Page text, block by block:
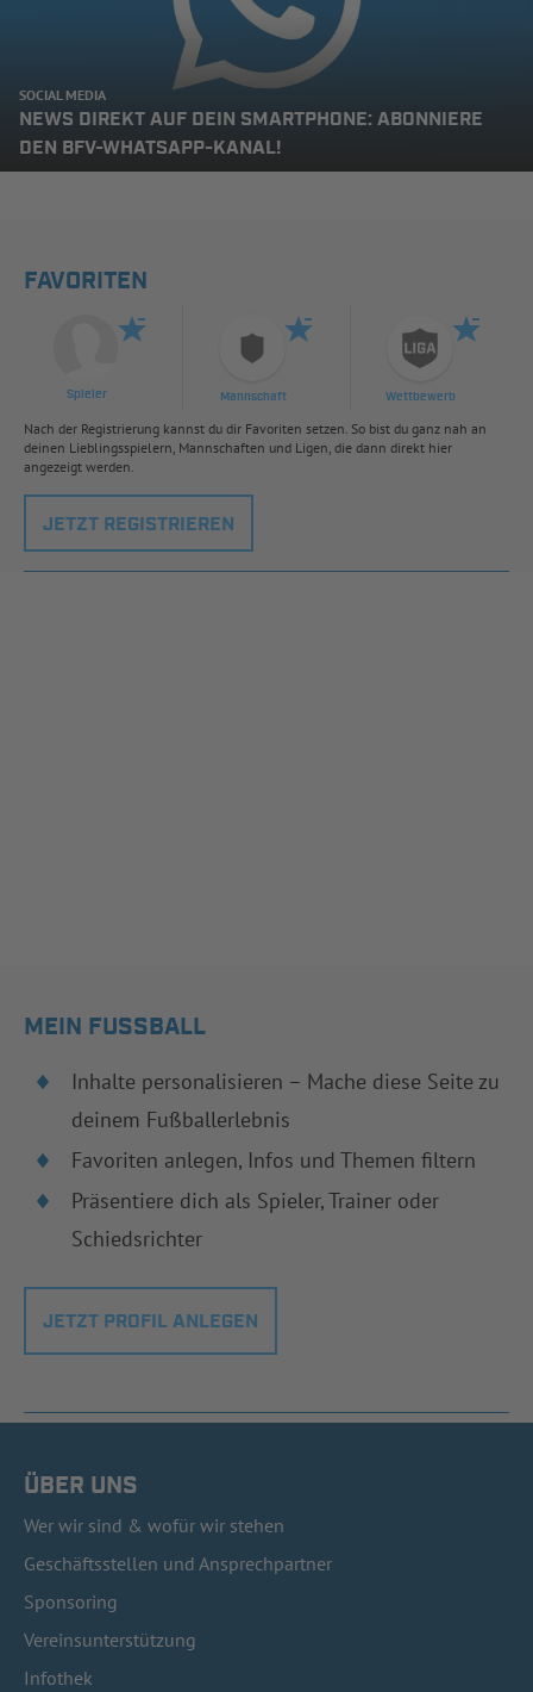
SOCIAL MEDIA
NEWS DIREKT AUF DEIN SMARTPHONE: ABONNIERE
DEN BFV-WHATSAPP-KANAL!
FAVORITEN
Spieler Mannschaft Wettbewerb
Nach der Registrierung kannst du dir Favoriten setzen. So bist du ganz nah an
deinen Lieblingsspielern, Mannschaften und Ligen, die dann direkt hier
angezeigt werden.
JETZT REGISTRIEREN
MEIN FUSSBALL
Inhalte personalisieren – Mache diese Seite zu
deinem Fußballerlebnis
Favoriten anlegen, Infos und Themen filtern
Präsentiere dich als Spieler, Trainer oder
Schiedsrichter
JETZT PROFIL ANLEGEN
ÜBER UNS
Wer wir sind & wofür wir stehen
Geschäftsstellen und Ansprechpartner
Sponsoring
Vereinsunterstützung
Infothek